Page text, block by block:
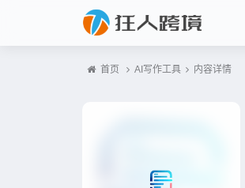
首页 AI写作工具 内容详情